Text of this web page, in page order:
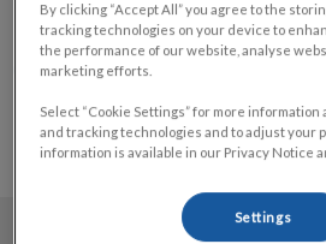
Si quieres
envíanos tu CV
By clicking “Accept All” you agree to the
tracking technologies on your device to
the performance of our website, analyse
marketing efforts.
Select “Cookie Settings” for more information
and tracking technologies and to adjust your
information is available in our Privacy Notice
Settings